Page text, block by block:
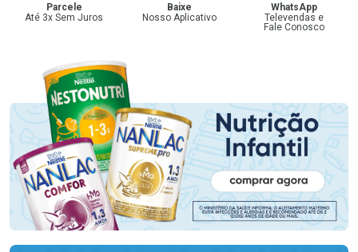
Parcele
Até 3x Sem Juros
Baixe
Nosso Aplicativo
WhatsApp
Televendas e
Fale Conosco